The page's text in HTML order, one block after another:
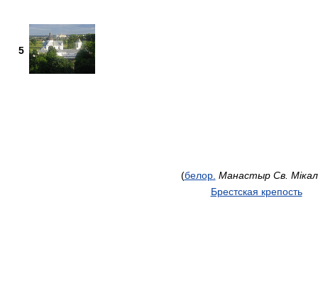
5
(белор. Манастыр Св.
Брестская крепость